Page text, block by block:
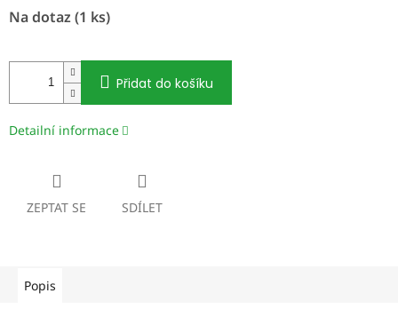
cena:
Na dotaz(1 ks)
Přidat do košíku
Detailní informace
ZEPTAT SE SDÍLET
Popis